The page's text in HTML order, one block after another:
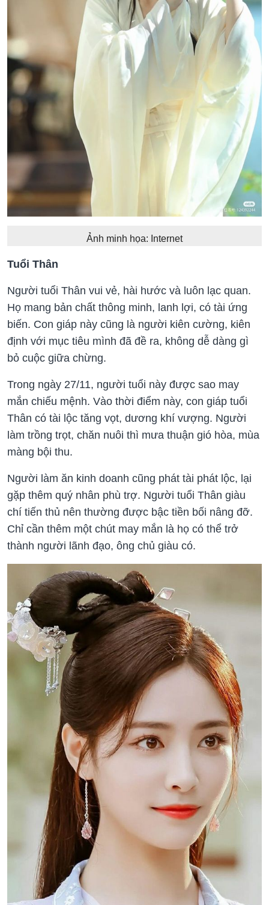
Ảnh minh họa: Internet
Tuổi Thân
Người tuổi Thân vui vẻ, hài hước và luôn lạc quan.
Họ mang bản chất thông minh, lanh lợi, có tài ứng
biến. Con giáp này cũng là người kiên cường, kiên
định với mục tiêu mình đã đề ra, không dễ dàng gì
bỏ cuộc giữa chừng.
Trong ngày 27/11, người tuổi này được sao may
mắn chiếu mệnh. Vào thời điểm này, con giáp tuổi
Thân có tài lộc tăng vọt, dương khí vượng. Người
làm trồng trọt, chăn nuôi thì mưa thuận gió hòa, mùa
màng bội thu.
Người làm ăn kinh doanh cũng phát tài phát lộc, lại
gặp thêm quý nhân phù trợ. Người tuổi Thân giàu
chí tiến thủ nên thường được bậc tiền bối nâng đỡ.
Chỉ cần thêm một chút may mắn là họ có thể trở
thành người lãnh đạo, ông chủ giàu có.